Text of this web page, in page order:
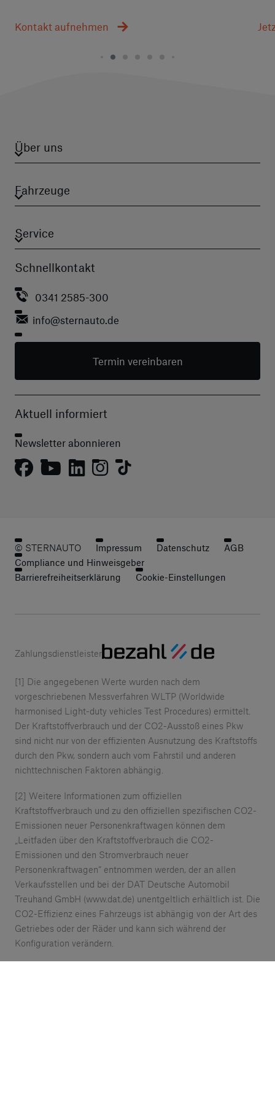
Kontakt aufnehmen
Über uns
Fahrzeuge
Service
Schnellkontakt
0341 2585-300
info@sternauto.de
Termin vereinbaren
Aktuell informiert
Newsletter abonnieren
© STERNAUTO Impressum Datenschutz
AGB
Compliance und Hinweisgeber
Barrierefreiheitserklärung
Cookie-Einstellungen
Zahlungsdienstleister
[1] Die angegebenen Werte wurden nach dem
vorgeschriebenen Messverfahren WLTP (Worldwide
harmonised Light-duty vehicles Test Procedures) ermittelt.
Der Kraftstoffverbrauch und der CO2-Ausstoß eines Pkw
sind nicht nur von der effizienten Ausnutzung des Kraftstoffs
durch den Pkw, sondern auch vom Fahrstil und anderen
nichttechnischen Faktoren abhängig.
[2] Weitere Informationen zum offiziellen
Kraftstoffverbrauch und zu den offiziellen spezifischen CO2-
Emissionen neuer Personenkraftwagen können dem
„Leitfaden über den Kraftstoffverbrauch die CO2-
Emissionen und den Stromverbrauch neuer
Personenkraftwagen“ entnommen werden, der an allen
Verkaufsstellen und bei der DAT Deutsche Automobil
Treuhand GmbH (www.dat.de) unentgeltlich erhältlich ist. Die
CO2-Effizienz eines Fahrzeugs ist abhängig von der Art des
Getriebes oder der Räder und kann sich während der
Konfiguration verändern.